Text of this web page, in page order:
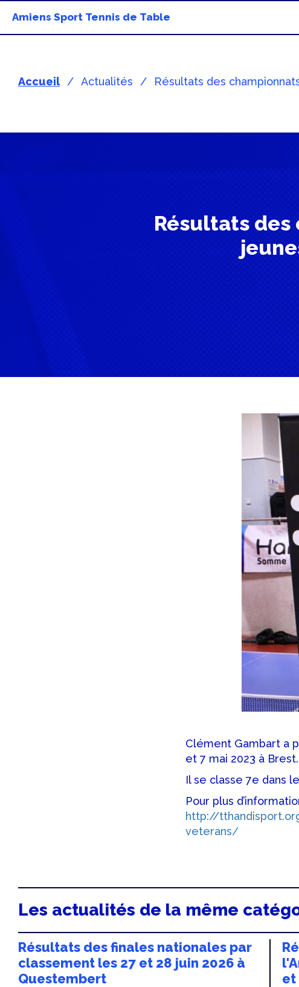
Amiens Sport Tennis de Table
Accueil Actualités Résultats des
Résultats
Clément Gambart a
et 7 mai 2023 à Brest.
Il se classe 7e dans
Pour plus
http://
veterans/
Les actualités de la même
Résultats des finales nationales par
classement les 27 et 28 juin 2026 à
Questembert
et